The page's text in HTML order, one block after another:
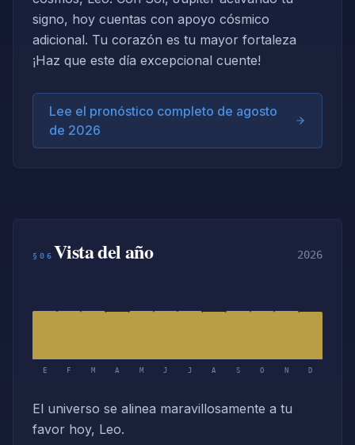
signo, hoy cuentas con apoyo cósmico
adicional. Tu corazón es tu mayor fortaleza
¡Haz que este día excepcional cuente!
Lee el pronóstico completo de agosto
de 2026
§06 Vista del año 2026
E F M A M J J A S O N D
El universo se alinea maravillosamente a tu
favor hoy, Leo.